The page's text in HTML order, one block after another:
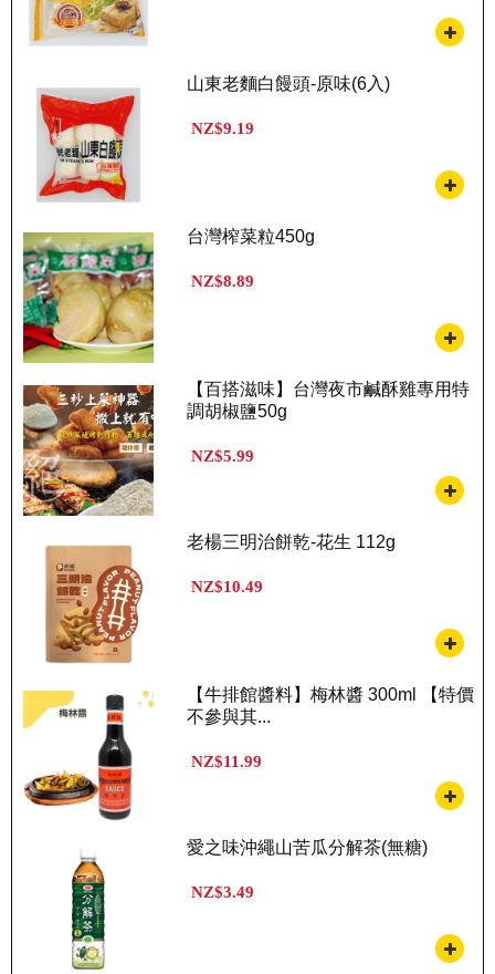
山東老麵白饅頭-原味(6入)
NZ$9.19
台灣榨菜粒450g
NZ$8.89
【百搭滋味】台灣夜市鹹酥雞專用特
調胡椒鹽50g
NZ$5.99
老楊三明治餅乾-花生 112g
NZ$10.49
【牛排館醬料】梅林醬 300ml 【特價
不參與其...
NZ$11.99
愛之味沖繩山苦瓜分解茶(無糖)
NZ$3.49